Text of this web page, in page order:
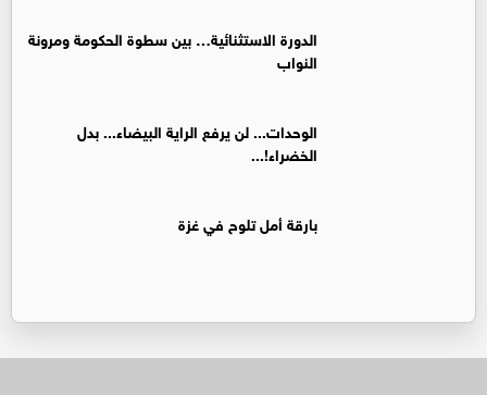
الدورة الاستثنائية… بين سطوة الحكومة ومرونة
النواب
الوحدات... لن يرفع الراية البيضاء... بدل
الخضراء!...
بارقة أمل تلوح في غزة